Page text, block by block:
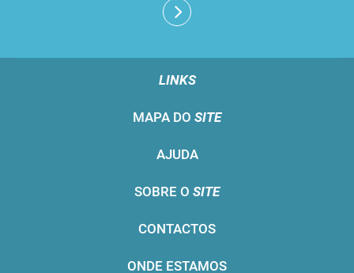
LINKS
MAPA DO SITE
AJUDA
SOBRE O SITE
CONTACTOS
ONDE ESTAMOS